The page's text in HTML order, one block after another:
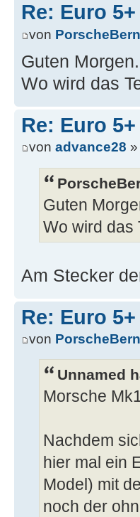
Re: Euro
von
Guten Morgen.
Wo wird das
Re: Euro
von advance28
Guten
Wo wird das
Am Stecker
Re: Euro
von
Unnamed
Morsche
Nachdem
hier mal ein
Model) mit
noch der